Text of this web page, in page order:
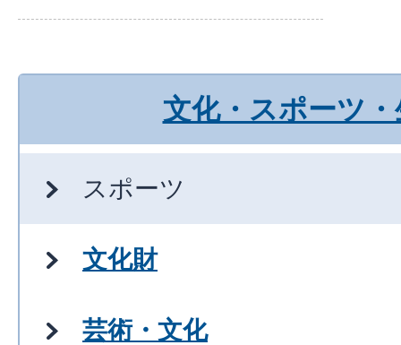
文化・スポーツ
スポーツ
文化財
芸術・文化